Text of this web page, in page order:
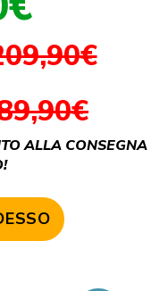
ALLA CONSEGNA